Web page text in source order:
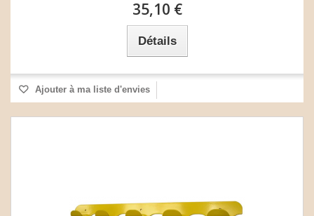
35,10 €
Détails
Ajouter à ma liste d'envies